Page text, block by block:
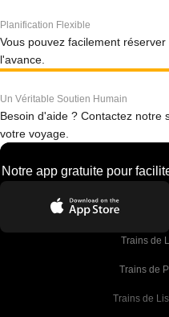
Planification Flexible
Vous pouvez facilement
l'avance.
Un Véritable Soutien Humain
Besoin d'aide ? Contactez notre
votre voyage.
Notre app gratuite pour
Trains de
Trains de
Trains de